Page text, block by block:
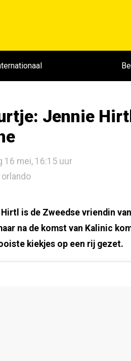
Jennie
16 mei, 16:15 uur
is de Zweedse vriendin
na de komst van Kalinic
kiekjes op een rij gezet.